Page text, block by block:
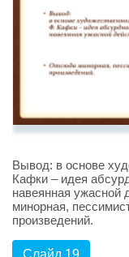
Вывод: в основе
Кафки – идея
навеянная ужасной
минорная,
произведений.